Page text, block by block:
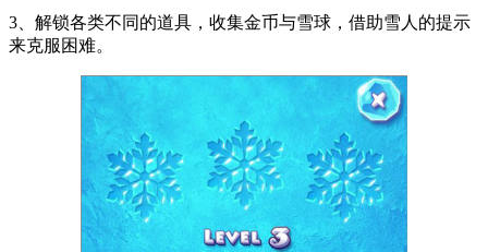
3、解锁各类不同的道具，收集金币与雪球，借助雪人的提示
来克服困难。